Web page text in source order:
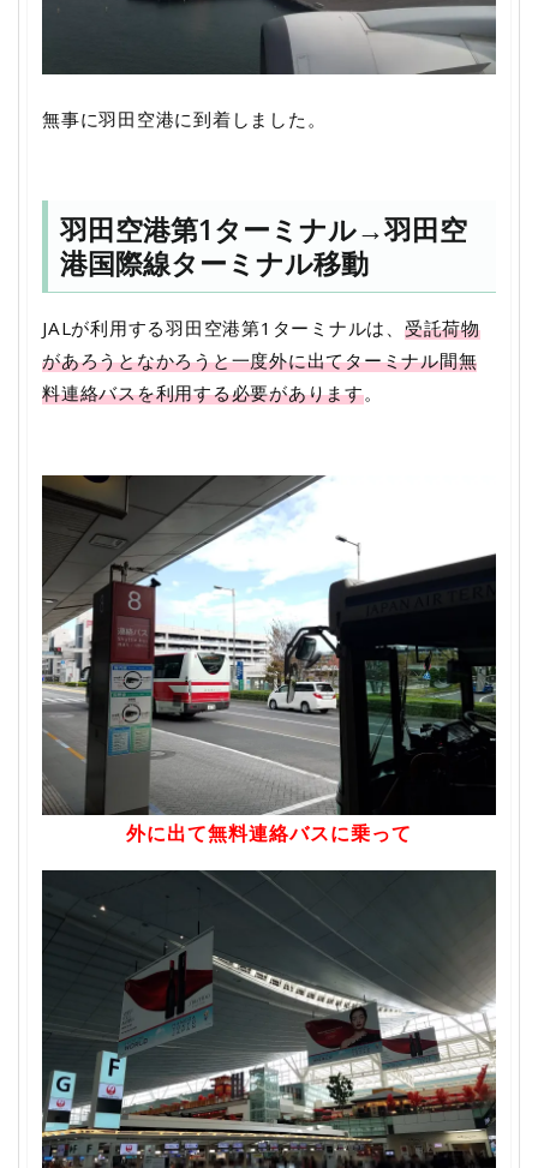
無事に羽田空港に到着しました。
羽田空港第1ターミナル→羽田空
港国際線ターミナル移動
JALが利用する羽田空港第1ターミナルは、 受託荷物
があろうとなかろうと一度外に出てターミナル間無
料連絡バスを利用する必要があります。
外に出て無料連絡バスに乗って